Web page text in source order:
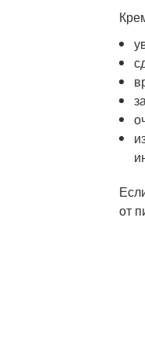
от